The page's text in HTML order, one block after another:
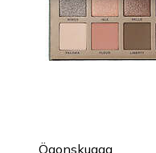
Ögonskugga